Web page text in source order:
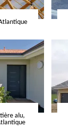
alu,